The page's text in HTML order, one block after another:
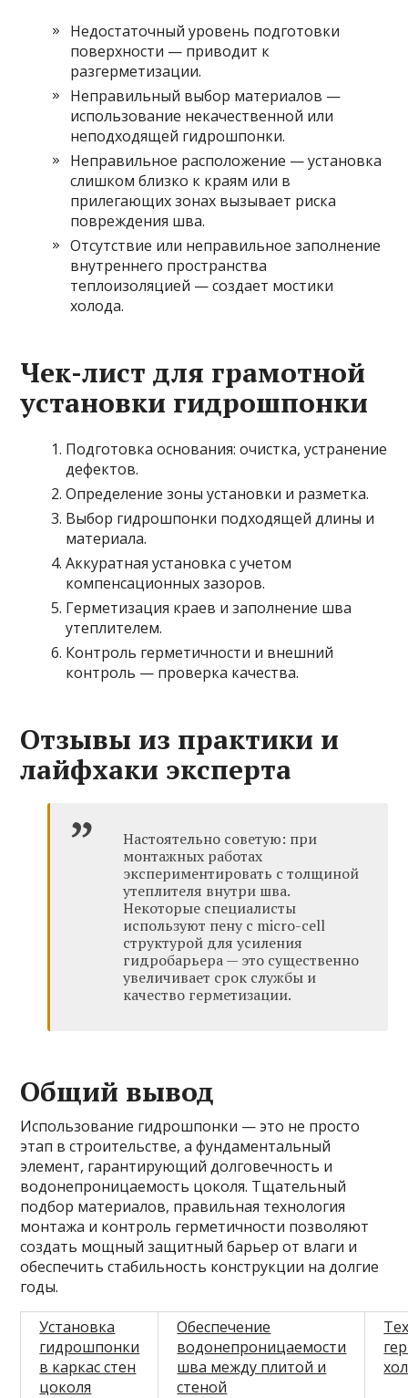
Недостаточный уровень подготовки
поверхности — приводит к
разгерметизации.
Неправильный выбор материалов —
использование некачественной или
неподходящей гидрошпонки.
Неправильное расположение — установка
слишком близко к краям или в
прилегающих зонах вызывает риска
повреждения шва.
Отсутствие или неправильное заполнение
внутреннего пространства
теплоизоляцией — создает мостики
холода.
Чек-лист для грамотной
установки гидрошпонки
Подготовка основания: очистка, устранение
дефектов.
Определение зоны установки и разметка.
Выбор гидрошпонки подходящей длины и
материала.
Аккуратная установка с учетом
компенсационных зазоров.
Герметизация краев и заполнение шва
утеплителем.
Контроль герметичности и внешний
контроль — проверка качества.
Отзывы из практики и
лайфхаки эксперта
Настоятельно советую: при
монтажных работах
экспериментировать с толщиной
утеплителя внутри шва.
Некоторые специалисты
используют пену с micro-cell
структурой для усиления
гидробарьера — это существенно
увеличивает срок службы и
качество герметизации.
Общий вывод
Использование гидрошпонки — это не просто
этап в строительстве, а фундаментальный
элемент, гарантирующий долговечность и
водонепроницаемость цоколя. Тщательный
подбор материалов, правильная технология
монтажа и контроль герметичности позволяют
создать мощный защитный барьер от влаги и
обеспечить стабильность конструкции на долгие
годы.
Установка
гидрошпонки
в каркас стен
цоколя
Обеспечение
водонепроницаемости
шва между плитой и
стеной